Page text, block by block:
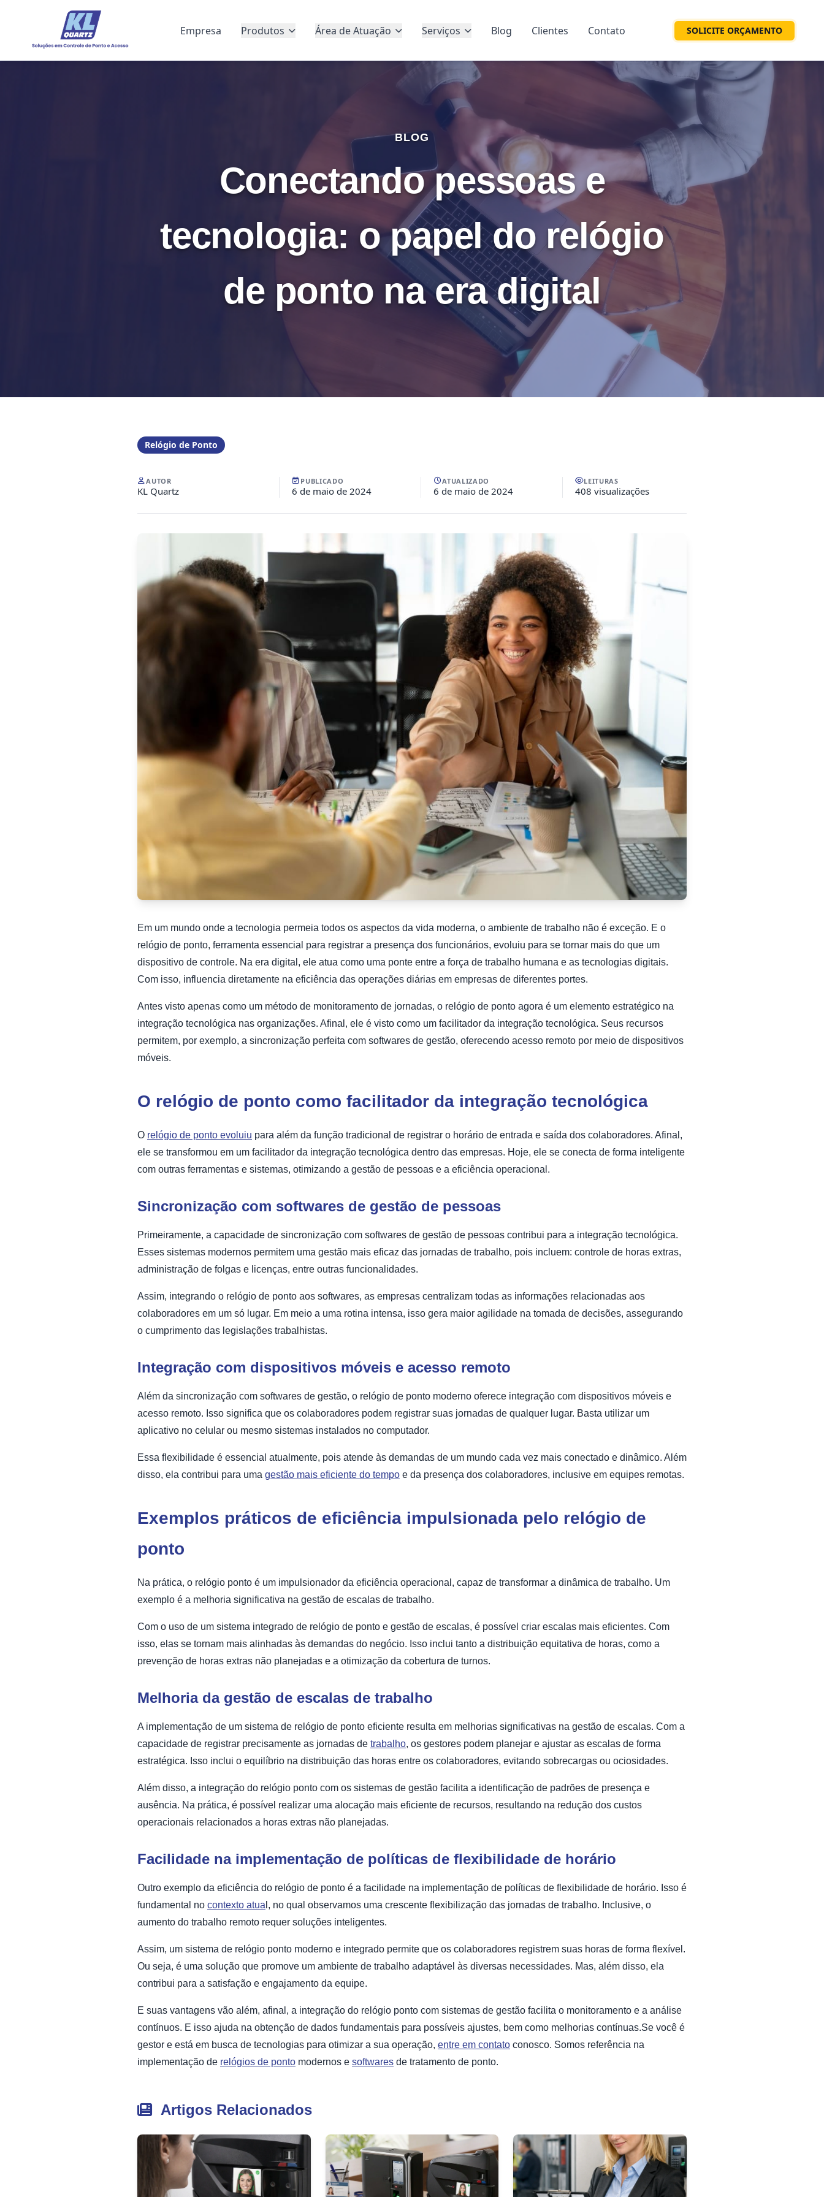
Empresa Produtos Área de Atuação Serviços Blog Clientes Contato SOLICITE ORÇAMENTO
BLOG
Conectando pessoas e
tecnologia: o papel do relógio
de ponto na era digital
Relógio de Ponto
AUTOR
KL Quartz
PUBLICADO
6 de maio de 2024
ATUALIZADO
6 de maio de 2024
LEITURAS
408 visualizações
Em um mundo onde a tecnologia permeia todos os aspectos da vida moderna, o ambiente de trabalho não é exceção. E o
relógio de ponto, ferramenta essencial para registrar a presença dos funcionários, evoluiu para se tornar mais do que um
dispositivo de controle. Na era digital, ele atua como uma ponte entre a força de trabalho humana e as tecnologias digitais.
Com isso, influencia diretamente na eficiência das operações diárias em empresas de diferentes portes.
Antes visto apenas como um método de monitoramento de jornadas, o relógio de ponto agora é um elemento estratégico na
integração tecnológica nas organizações. Afinal, ele é visto como um facilitador da integração tecnológica. Seus recursos
permitem, por exemplo, a sincronização perfeita com softwares de gestão, oferecendo acesso remoto por meio de dispositivos
móveis.
O relógio de ponto como facilitador da integração tecnológica
O relógio de ponto evoluiu para além da função tradicional de registrar o horário de entrada e saída dos colaboradores. Afinal,
ele se transformou em um facilitador da integração tecnológica dentro das empresas. Hoje, ele se conecta de forma inteligente
com outras ferramentas e sistemas, otimizando a gestão de pessoas e a eficiência operacional.
Sincronização com softwares de gestão de pessoas
Primeiramente, a capacidade de sincronização com softwares de gestão de pessoas contribui para a integração tecnológica.
Esses sistemas modernos permitem uma gestão mais eficaz das jornadas de trabalho, pois incluem: controle de horas extras,
administração de folgas e licenças, entre outras funcionalidades.
Assim, integrando o relógio de ponto aos softwares, as empresas centralizam todas as informações relacionadas aos
colaboradores em um só lugar. Em meio a uma rotina intensa, isso gera maior agilidade na tomada de decisões, assegurando
o cumprimento das legislações trabalhistas.
Integração com dispositivos móveis e acesso remoto
Além da sincronização com softwares de gestão, o relógio de ponto moderno oferece integração com dispositivos móveis e
acesso remoto. Isso significa que os colaboradores podem registrar suas jornadas de qualquer lugar. Basta utilizar um
aplicativo no celular ou mesmo sistemas instalados no computador.
Essa flexibilidade é essencial atualmente, pois atende às demandas de um mundo cada vez mais conectado e dinâmico. Além
disso, ela contribui para uma gestão mais eficiente do tempo e da presença dos colaboradores, inclusive em equipes remotas.
Exemplos práticos de eficiência impulsionada pelo relógio de
ponto
Na prática, o relógio ponto é um impulsionador da eficiência operacional, capaz de transformar a dinâmica de trabalho. Um
exemplo é a melhoria significativa na gestão de escalas de trabalho.
Com o uso de um sistema integrado de relógio de ponto e gestão de escalas, é possível criar escalas mais eficientes. Com
isso, elas se tornam mais alinhadas às demandas do negócio. Isso inclui tanto a distribuição equitativa de horas, como a
prevenção de horas extras não planejadas e a otimização da cobertura de turnos.
Melhoria da gestão de escalas de trabalho
A implementação de um sistema de relógio de ponto eficiente resulta em melhorias significativas na gestão de escalas. Com a
capacidade de registrar precisamente as jornadas de trabalho, os gestores podem planejar e ajustar as escalas de forma
estratégica. Isso inclui o equilíbrio na distribuição das horas entre os colaboradores, evitando sobrecargas ou ociosidades.
Além disso, a integração do relógio ponto com os sistemas de gestão facilita a identificação de padrões de presença e
ausência. Na prática, é possível realizar uma alocação mais eficiente de recursos, resultando na redução dos custos
operacionais relacionados a horas extras não planejadas.
Facilidade na implementação de políticas de flexibilidade de horário
Outro exemplo da eficiência do relógio de ponto é a facilidade na implementação de políticas de flexibilidade de horário. Isso é
fundamental no contexto atua l, no qual observamos uma crescente flexibilização das jornadas de trabalho. Inclusive, o
aumento do trabalho remoto requer soluções inteligentes.
Assim, um sistema de relógio ponto moderno e integrado permite que os colaboradores registrem suas horas de forma flexível.
Ou seja, é uma solução que promove um ambiente de trabalho adaptável às diversas necessidades. Mas, além disso, ela
contribui para a satisfação e engajamento da equipe.
E suas vantagens vão além, afinal, a integração do relógio ponto com sistemas de gestão facilita o monitoramento e a análise
contínuos. E isso ajuda na obtenção de dados fundamentais para possíveis ajustes, bem como melhorias contínuas.Se você é
gestor e está em busca de tecnologias para otimizar a sua operação, entre em contato conosco. Somos referência na
implementação de relógios de ponto modernos e softwares de tratamento de ponto.
Artigos Relacionados